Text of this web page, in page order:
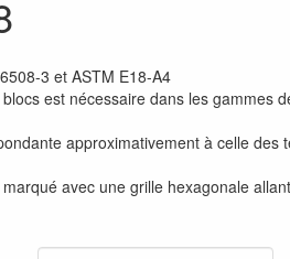
3 et ASTM E18-A4
est nécessaire dans les gammes
approximativement à celle des
avec une grille hexagonale